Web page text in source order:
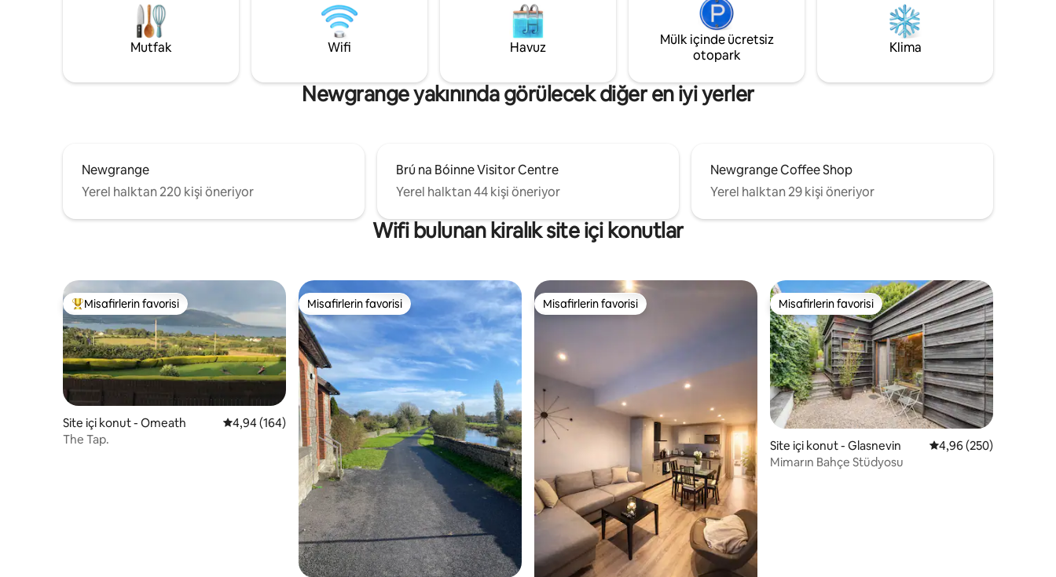
akıllı HDTV dahil olmak üzere tüm Locke
çıkarın. Yine de Naas Town'ın
merkezinde. Şehir 1 km. Punchertown 1
km Naas yarış pisti 1 km. Kildare Village
Outlets 18 dakika Dublin Havalimanı 37
ve Belfast'a 90 dakikadan az
mesafedeyiz. Boyne Vadisi'ni keşfetmek
için harika bir konumdayız. En az 70 Mbps
hızında Starlink internetimiz var.
- 14 km. Bru na Boinne - Newgrange -
Ziyaretçi Merkezi - 16 km. Slane Kalesi/
İrlanda Viski Damıtma Tesisi - 14 km. Tara
Tepesi 35 km. Trim Kalesi.
Mutfak Wifi Havuz
Mülk içinde ücretsiz
otopark
Klima
Newgrange yakınında görülecek diğer en iyi yerler
Newgrange
Yerel halktan 220 kişi öneriyor
Brú na Bóinne Visitor Centre
Yerel halktan 44 kişi öneriyor
Newgrange Coffee Shop
Yerel halktan 29 kişi öneriyor
Wifi bulunan kiralık site içi konutlar
Misafirlerin favorilerinden en beğenilenler arasında
Misafirlerin favorisi
Site içi konut - Omeath 5 üzerinden ortalama 4,94 puan, 164 değerlendirme
4,94 (164)
The Tap.
Misafirlerin favorisi
Misafirlerin favorisi Misafirlerin favorisi
Misafirlerin favorisi Misafirlerin favorisi
Misafirlerin favorisi
Site içi konut - Glasnevin 5 üzerinden ortalama
4,96 (250)
Mimarın Bahçe Stüdyosu